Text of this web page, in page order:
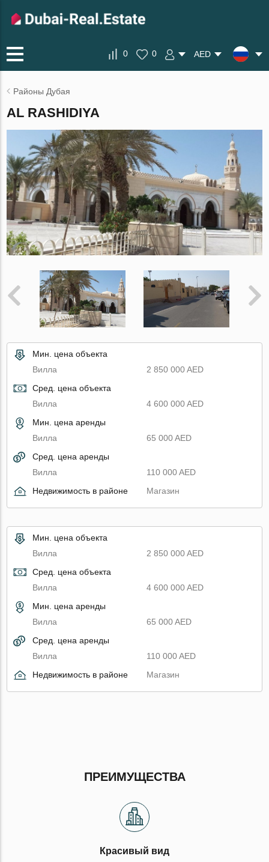
0 0 AED
Районы Дубая
AL RASHIDIYA
Мин. цена объекта
Вилла
2 850 000 AED
Сред. цена объекта
Вилла
4 600 000 AED
Мин. цена аренды
Вилла
65 000 AED
Сред. цена аренды
Вилла
110 000 AED
Недвижимость в районе
Магазин
Мин. цена объекта
Вилла
2 850 000 AED
Сред. цена объекта
Вилла
4 600 000 AED
Мин. цена аренды
Вилла
65 000 AED
Сред. цена аренды
Вилла
110 000 AED
Недвижимость в районе
Магазин
ПРЕИМУЩЕСТВА
Красивый вид